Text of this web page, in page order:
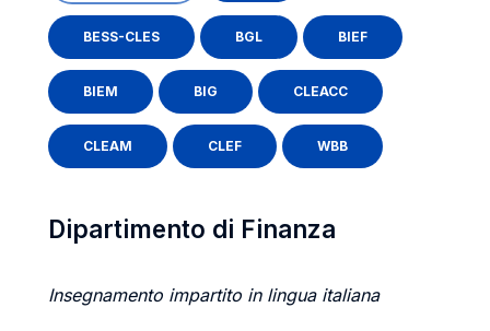
BESS-CLES BGL BIEF
BIEM BIG CLEACC
CLEAM CLEF WBB
Dipartimento di Finanza
Insegnamento impartito in lingua italiana